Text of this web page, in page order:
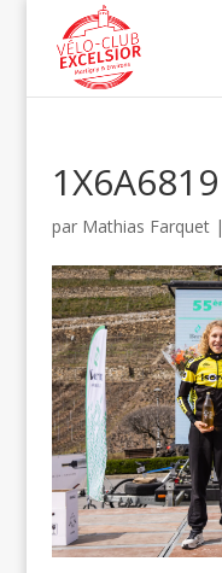
1X6A6819
par Mathias Farquet|